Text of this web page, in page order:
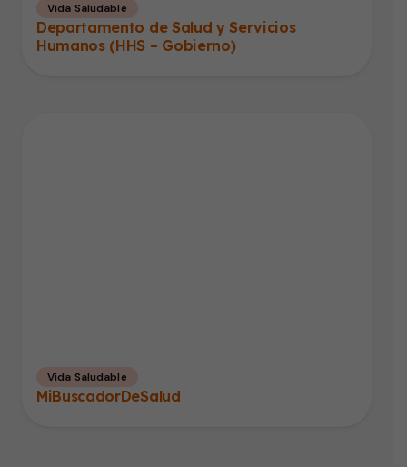
Vida Saludable
Departamento de Salud y Servicios
Humanos (HHS – Gobierno)
Vida Saludable
MiBuscadorDeSalud